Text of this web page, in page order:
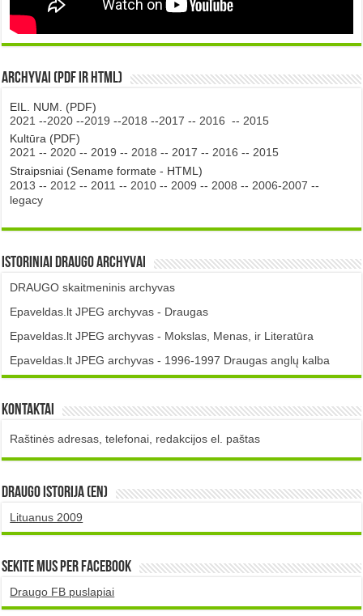
Archyvai (PDF ir HTML)
EIL. NUM. (PDF)
2021 --2020 --2019 --2018 --2017 -- 2016 -- 2015
Kultūra (PDF)
2021 -- 2020 -- 2019 -- 2018 -- 2017 -- 2016 -- 2015
Straipsniai (Sename formate - HTML)
2013 -- 2012 -- 2011 -- 2010 -- 2009 -- 2008 -- 2006-2007 --
legacy
Istoriniai DRAUGO Archyvai
DRAUGO skaitmeninis archyvas
Epaveldas.lt JPEG archyvas - Draugas
Epaveldas.lt JPEG archyvas - Mokslas, Menas, ir Literatūra
Epaveldas.lt JPEG archyvas - 1996-1997 Draugas anglų kalba
Kontaktai
Raštinės adresas, telefonai, redakcijos el. paštas
DRAUGO istorija (EN)
Lituanus 2009
Sekite mus per Facebook
Draugo FB puslapiai